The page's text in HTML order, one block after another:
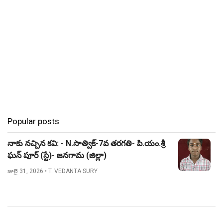
Popular posts
నాకు నచ్చిన కవి: - N.సాత్విక్-7వ తరగతి- పి.యం.శ్రీ
ఘన్ పూర్ (స్టే)- జనగామ (జిల్లా)
జులై 31, 2026 • T. VEDANTA SURY